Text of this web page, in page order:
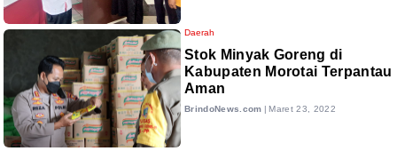
Daerah
Stok Minyak Goreng di
Kabupaten Morotai Terpantau
Aman
BrindoNews.com | Maret 23, 2022